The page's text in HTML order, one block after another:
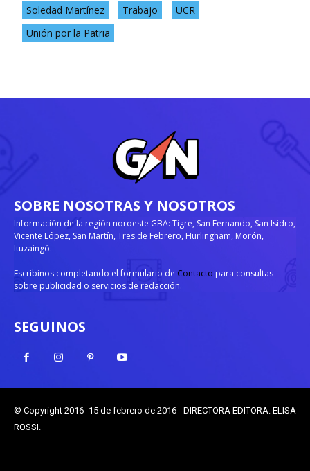
Soledad Martínez
Trabajo
UCR
Unión por la Patria
SOBRE NOSOTRAS Y NOSOTROS
Información de la región noroeste GBA: Tigre, San Fernando, San Isidro,
Vicente López, San Martín, Tres de Febrero, Hurlingham, Morón,
Ituzaingó.
Escribinos completando el formulario de Contacto para consultas
sobre publicidad o servicios de redacción.
SEGUINOS
© Copyright 2016 -15 de febrero de 2016 - DIRECTORA EDITORA: ELISA
ROSSI.